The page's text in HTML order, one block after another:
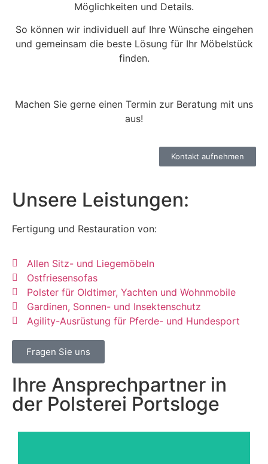
Möglichkeiten und Details.
So können wir individuell auf Ihre Wünsche eingehen
und gemeinsam die beste Lösung für Ihr Möbelstück
finden.
Machen Sie gerne einen Termin zur Beratung mit uns
aus!
Kontakt aufnehmen
Unsere Leistungen:
Fertigung und Restauration von:
Allen Sitz- und Liegemöbeln
Ostfriesensofas
Polster für Oldtimer, Yachten und Wohnmobile
Gardinen, Sonnen- und Insektenschutz
Agility-Ausrüstung für Pferde- und Hundesport
Fragen Sie uns
Ihre Ansprechpartner in
der Polsterei Portsloge